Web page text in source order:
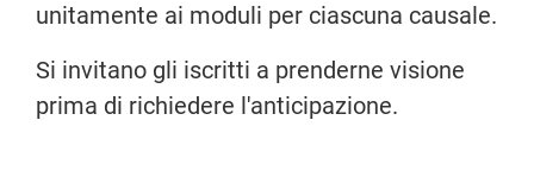
unitamente ai moduli per ciascuna causale.
Si invitano gli iscritti a prenderne visione
prima di richiedere l'anticipazione.